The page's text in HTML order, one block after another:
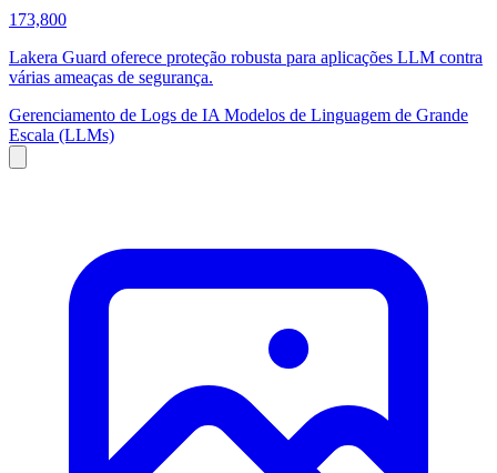
173,800
Lakera Guard oferece proteção robusta para aplicações LLM contra
várias ameaças de segurança.
Gerenciamento de Logs de IA Modelos de Linguagem de Grande
Escala (LLMs)